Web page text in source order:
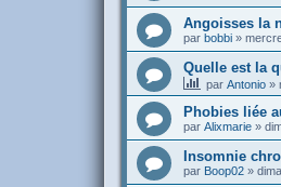
Angoisses la
par bobbi »
Quelle est la
par Antonio »
Phobies liée
par Alixmarie »
Insomnie
par Boop02 »